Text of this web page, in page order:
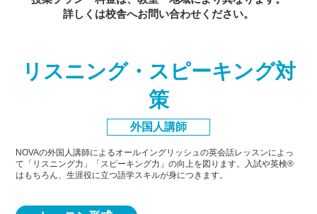
詳しくは校舎へお問い合わせください。
リスニング・スピーキング対
策
外国人講師
NOVAの外国人講師によるオールイングリッシュの英会話レッスンによっ
て「リスニング力」「スピーキング力」の向上を図ります。入試や英検®
はもちろん、生涯役に立つ語学スキルが身につきます。